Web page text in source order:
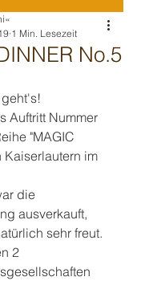
No.5
1 Min. Lesezeit
Auftritt Nummer
"MAGIC
Kaiserlautern im
die
ausverkauft,
sehr freut.
2